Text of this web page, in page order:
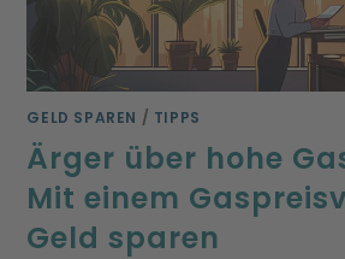
GELD SPAREN / TIPPS
Ärger über hohe
Mit einem
Geld sparen